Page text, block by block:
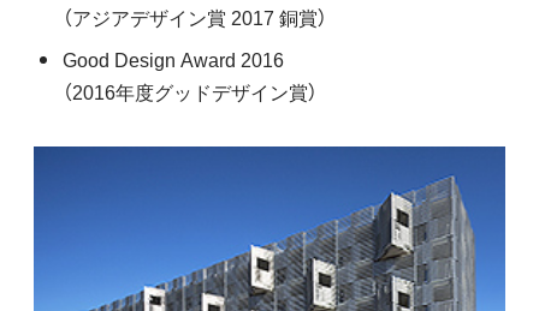
（アジアデザイン賞 2017 銅賞）
Good Design Award 2016
（2016年度グッドデザイン賞）